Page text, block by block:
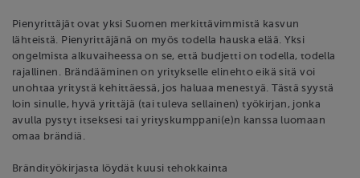
Pienyrittäjät ovat yksi Suomen merkittävimmistä kasvun
lähteistä. Pienyrittäjänä on myös todella hauska elää. Yksi
ongelmista alkuvaiheessa on se, että budjetti on todella, todella
rajallinen. Brändääminen on yritykselle elinehto eikä sitä voi
unohtaa yritystä kehittäessä, jos haluaa menestyä. Tästä syystä
loin sinulle, hyvä yrittäjä (tai tuleva sellainen) työkirjan, jonka
avulla pystyt itseksesi tai yrityskumppani(e)n kanssa luomaan
omaa brändiä.
Brändityökirjasta löydät kuusi tehokkainta